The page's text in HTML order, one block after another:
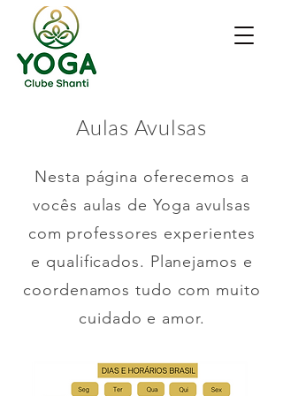
Aulas Avulsas
Nesta página oferecemos a
vocês aulas de Yoga avulsas
com professores experientes
e qualificados. Planejamos e
coordenamos tudo com muito
cuidado e amor.